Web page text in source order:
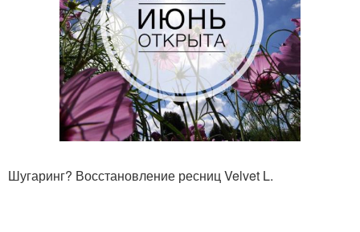
Шугаринг? Восстановление ресниц Velvet L.